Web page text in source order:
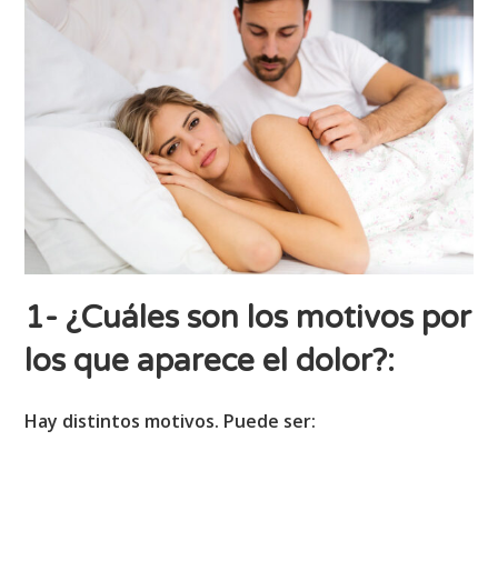
1- ¿Cuáles son los motivos por
los que aparece el dolor?:
Hay distintos motivos. Puede ser: